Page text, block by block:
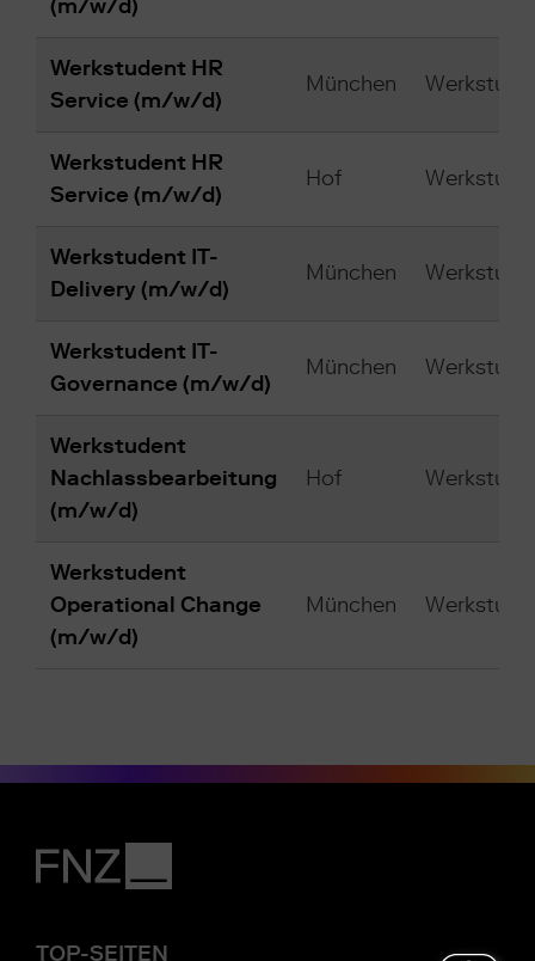
(m/w/d)
Werkstudent HR
Service (m/w/d)
München
Werkstudent HR
Service (m/w/d)
Hof
Werkstudent IT-
Delivery (m/w/d)
München
Werkstudent IT-
Governance (m/w/d)
München
Werkstudent
Nachlassbearbeitung
(m/w/d)
Hof
Werkstudent
Operational Change
(m/w/d)
München
TOP-SEITEN